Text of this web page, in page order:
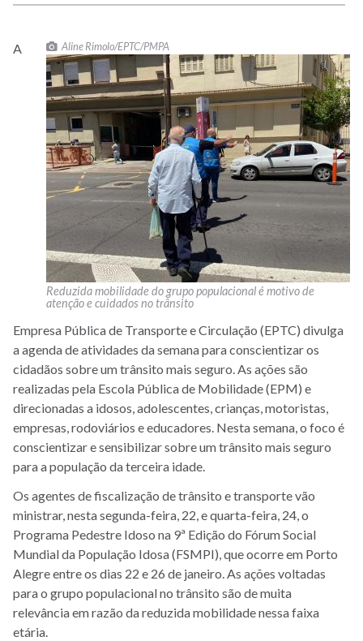
Aline Rimolo/EPTC/PMPA
Reduzida mobilidade do grupo populacional é motivo de
atenção e cuidados no trânsito
A
Empresa Pública de Transporte e Circulação (EPTC) divulga
a agenda de atividades da semana para conscientizar os
cidadãos sobre um trânsito mais seguro. As ações são
realizadas pela Escola Pública de Mobilidade (EPM) e
direcionadas a idosos, adolescentes, crianças, motoristas,
empresas, rodoviários e educadores. Nesta semana, o foco é
conscientizar e sensibilizar sobre um trânsito mais seguro
para a população da terceira idade.
Os agentes de fiscalização de trânsito e transporte vão
ministrar, nesta segunda-feira, 22, e quarta-feira, 24, o
Programa Pedestre Idoso na 9ª Edição do Fórum Social
Mundial da População Idosa (FSMPI), que ocorre em Porto
Alegre entre os dias 22 e 26 de janeiro. As ações voltadas
para o grupo populacional no trânsito são de muita
relevância em razão da reduzida mobilidade nessa faixa
etária.